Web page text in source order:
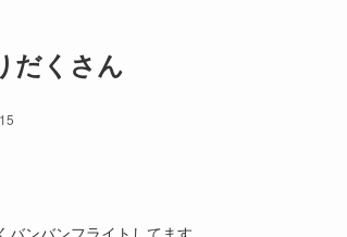
だくさん
ンバンフライトしてます。